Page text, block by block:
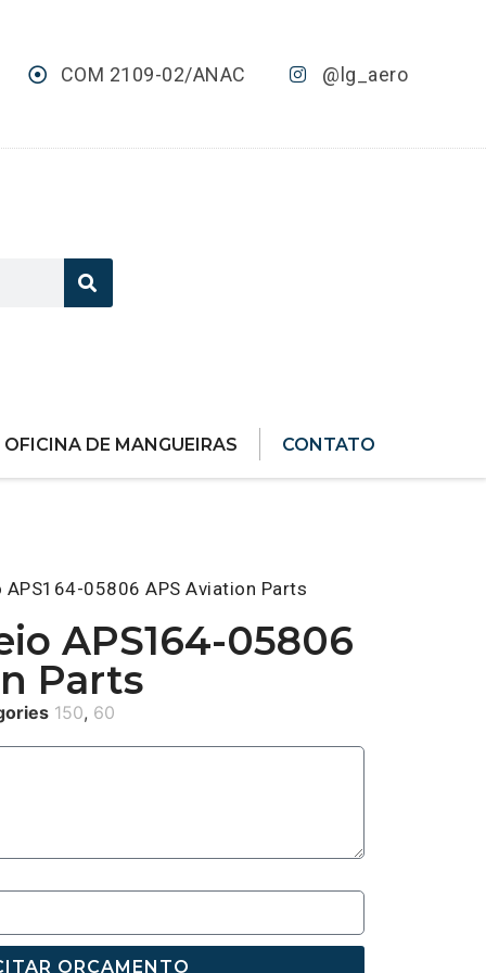
COM 2109-02/ANAC @lg_aero
OFICINA DE MANGUEIRAS CONTATO
05806 APS Aviation Parts
APS164-05806
Parts
150, 60
ORÇAMENTO